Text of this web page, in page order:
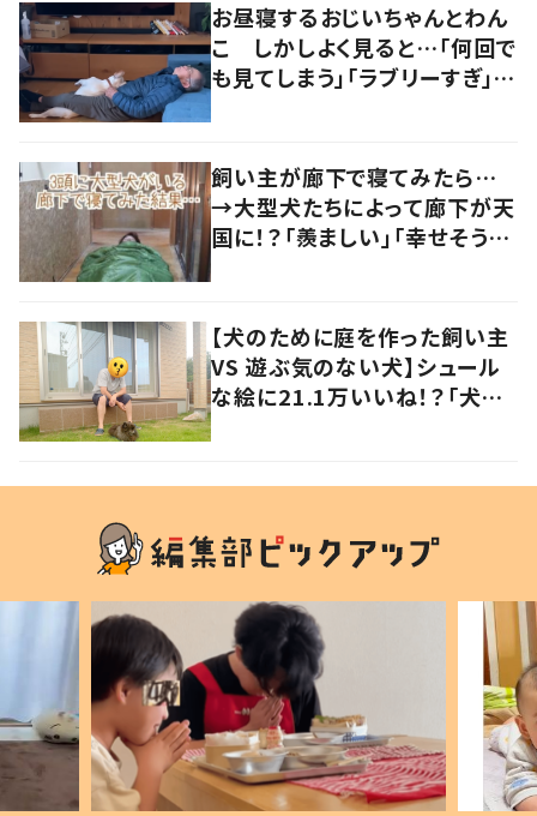
お昼寝するおじいちゃんとわん
こ しかしよく見ると…「何回で
も見てしまう」「ラブリーすぎ」の
飼い主が廊下で寝てみたら…
→大型犬たちによって廊下が天
国に！？「羨ましい」「幸せそう」
【犬のために庭を作った飼い主
VS 遊ぶ気のない犬】シュール
な絵に21.1万いいね！？「犬の